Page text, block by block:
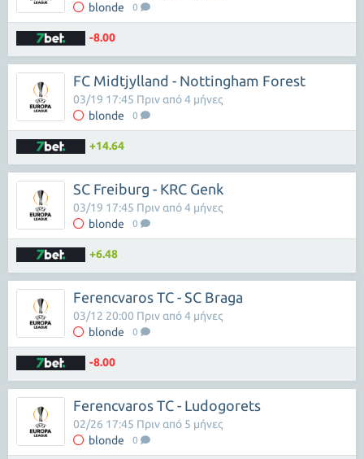
blonde 0
-8.00
FC Midtjylland - Nottingham Forest
blonde 0
03/19 17:45 Πριν από 4 μήνες
+14.64
SC Freiburg - KRC Genk
blonde 0
03/19 17:45 Πριν από 4 μήνες
+6.48
Ferencvaros TC - SC Braga
blonde 0
03/12 20:00 Πριν από 4 μήνες
-8.00
Ferencvaros TC - Ludogorets
blonde 0
02/26 17:45 Πριν από 5 μήνες